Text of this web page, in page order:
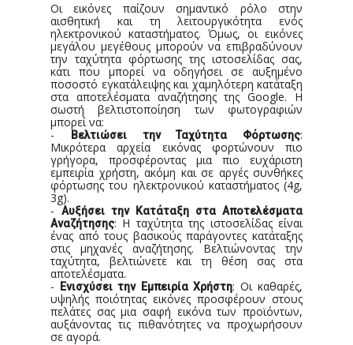
Οι εικόνες παίζουν σημαντικό ρόλο στην
αισθητική και τη λειτουργικότητα ενός
ηλεκτρονικού καταστήματος. Όμως, οι εικόνες
μεγάλου μεγέθους μπορούν να επιβραδύνουν
την ταχύτητα φόρτωσης της ιστοσελίδας σας,
κάτι που μπορεί να οδηγήσει σε αυξημένο
ποσοστό εγκατάλειψης και χαμηλότερη κατάταξη
στα αποτελέσματα αναζήτησης της Google. Η
σωστή βελτιστοποίηση των φωτογραφιών
μπορεί να:
-
Βελτιώσει την Ταχύτητα Φόρτωσης:
Μικρότερα αρχεία εικόνας φορτώνουν πιο
γρήγορα, προσφέροντας μια πιο ευχάριστη
εμπειρία χρήστη, ακόμη και σε αργές συνθήκες
φόρτωσης του ηλεκτρονικού καταστήματος (4g,
3g).
-Αυξήσει την Κατάταξη στα Αποτελέσματα
Αναζήτησης: Η ταχύτητα της ιστοσελίδας είναι
ένας από τους βασικούς παράγοντες κατάταξης
στις μηχανές αναζήτησης. Βελτιώνοντας την
ταχύτητα, βελτιώνετε και τη θέση σας στα
αποτελέσματα.
-
Ενισχύσει την Εμπειρία Χρήστη: Οι καθαρές,
υψηλής ποιότητας εικόνες προσφέρουν στους
πελάτες σας μια σαφή εικόνα των προϊόντων,
αυξάνοντας τις πιθανότητες να προχωρήσουν
σε αγορά.